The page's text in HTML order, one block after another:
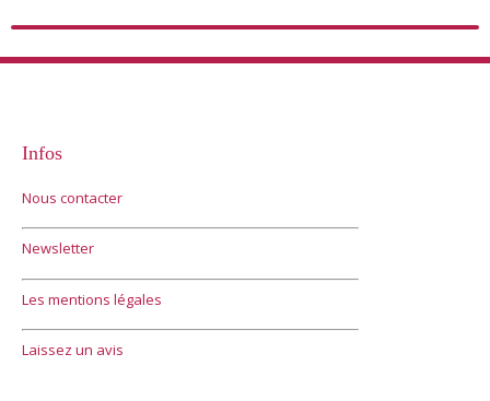
Infos
Nous contacter
Newsletter
Les mentions légales
Laissez un avis